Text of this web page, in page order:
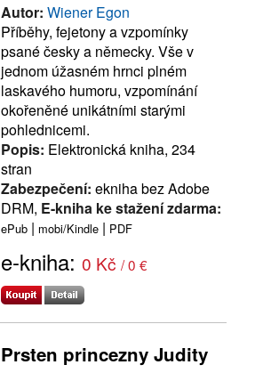
Autor: Wiener Egon
Příběhy, fejetony a vzpomínky
psané česky a německy. Vše v
jednom úžasném hrnci plném
laskavého humoru, vzpomínání
okořeněné unikátními starými
pohlednicemi.
Popis: Elektronická kniha, 234
stran
Zabezpečení: ekniha bez Adobe
DRM, E-kniha ke stažení zdarma:
ePub | mobi/Kindle | PDF
e-kniha: 0 Kč / 0 €
Prsten princezny Judity